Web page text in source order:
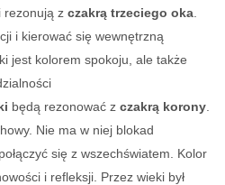
rezonują z czakrą trzeciego oka
i kierować się wewnętrzną
jest kolorem spokoju, ale także
będą rezonować z czakrą korony
Nie ma w niej blokad
się z wszechświatem. Kolor
i refleksji. Przez wieki był